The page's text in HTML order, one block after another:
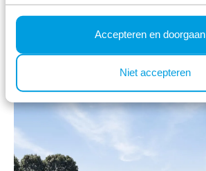
Accepteren en doorgaan
Niet accepteren
Résidence de Leuvert